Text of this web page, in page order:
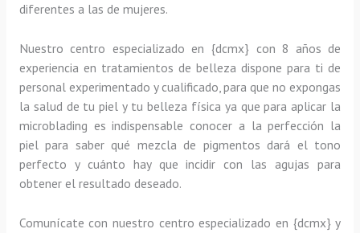
diferentes a las de mujeres.
Nuestro centro especializado en {dcmx} con 8 años de
experiencia en tratamientos de belleza dispone para ti de
personal experimentado y cualificado, para que no expongas
la salud de tu piel y tu belleza física ya que para aplicar la
microblading es indispensable conocer a la perfección la
piel para saber qué mezcla de pigmentos dará el tono
perfecto y cuánto hay que incidir con las agujas para
obtener el resultado deseado.
Comunícate con nuestro centro especializado en {dcmx} y